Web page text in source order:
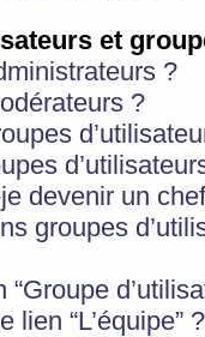
et
?
?
devenir un
groupes
“Groupe
lien “L’équipe” ?